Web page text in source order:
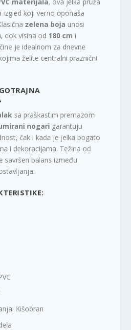
izgled koji verno oponaša
zelena boja unosi
dok visina od 180 cm i
čine je idealnom za dnevne
želite centralni praznični
sa praškastim premazom
nogari garantuju
čak i kada je jelka bogato
i dekoracijama. Težina od
savršen balans između
Kišobran